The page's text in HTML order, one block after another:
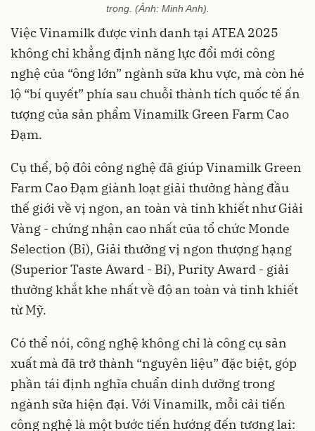
trọng. (Ảnh: Minh Anh).
Việc Vinamilk được vinh danh tại ATEA 2025
không chỉ khẳng định năng lực đổi mới công
nghệ của “ông lớn” ngành sữa khu vực, mà còn hé
lộ “bí quyết” phía sau chuỗi thành tích quốc tế ấn
tượng của sản phẩm Vinamilk Green Farm Cao
Đạm.
Cụ thể, bộ đôi công nghệ đã giúp Vinamilk Green
Farm Cao Đạm giành loạt giải thưởng hàng đầu
thế giới về vị ngon, an toàn và tinh khiết như Giải
Vàng - chứng nhận cao nhất của tổ chức Monde
Selection (Bỉ), Giải thưởng vị ngon thượng hạng
(Superior Taste Award - Bỉ), Purity Award - giải
thưởng khắt khe nhất về độ an toàn và tinh khiết
từ Mỹ.
Có thể nói, công nghệ không chỉ là công cụ sản
xuất mà đã trở thành “nguyên liệu” đặc biệt, góp
phần tái định nghĩa chuẩn dinh dưỡng trong
ngành sữa hiện đại. Với Vinamilk, mỗi cải tiến
công nghệ là một bước tiến hướng đến tương lai: